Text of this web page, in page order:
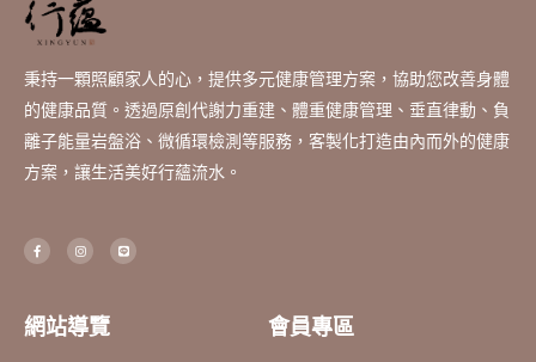
秉持一顆照顧家人的心，提供多元健康管理方案，協助您改善身體
的健康品質。透過原創代謝力重建、體重健康管理、垂直律動、負
離子能量岩盤浴、微循環檢測等服務，客製化打造由內而外的健康
方案，讓生活美好行蘊流水。
F
a
c
k
-
I
n
s
a
m
L
i
n
網站導覽 會員專區